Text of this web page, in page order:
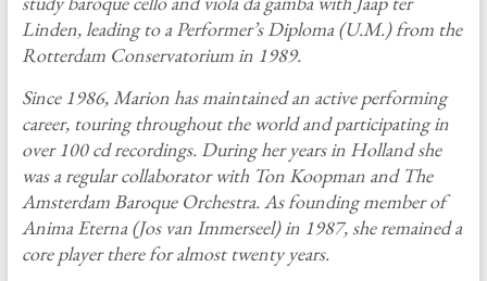
Linden, leading to a Performer’s Diploma (U.M.) from the
Rotterdam Conservatorium in 1989.
Since 1986, Marion has maintained an active performing
career, touring throughout the world and participating in
over 100 cd recordings. During her years in Holland she
was a regular collaborator with Ton Koopman and The
Amsterdam Baroque Orchestra. As founding member of
Anima Eterna (Jos van Immerseel) in 1987, she remained a
core player there for almost twenty years.